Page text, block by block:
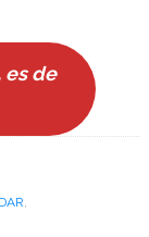
es de
,